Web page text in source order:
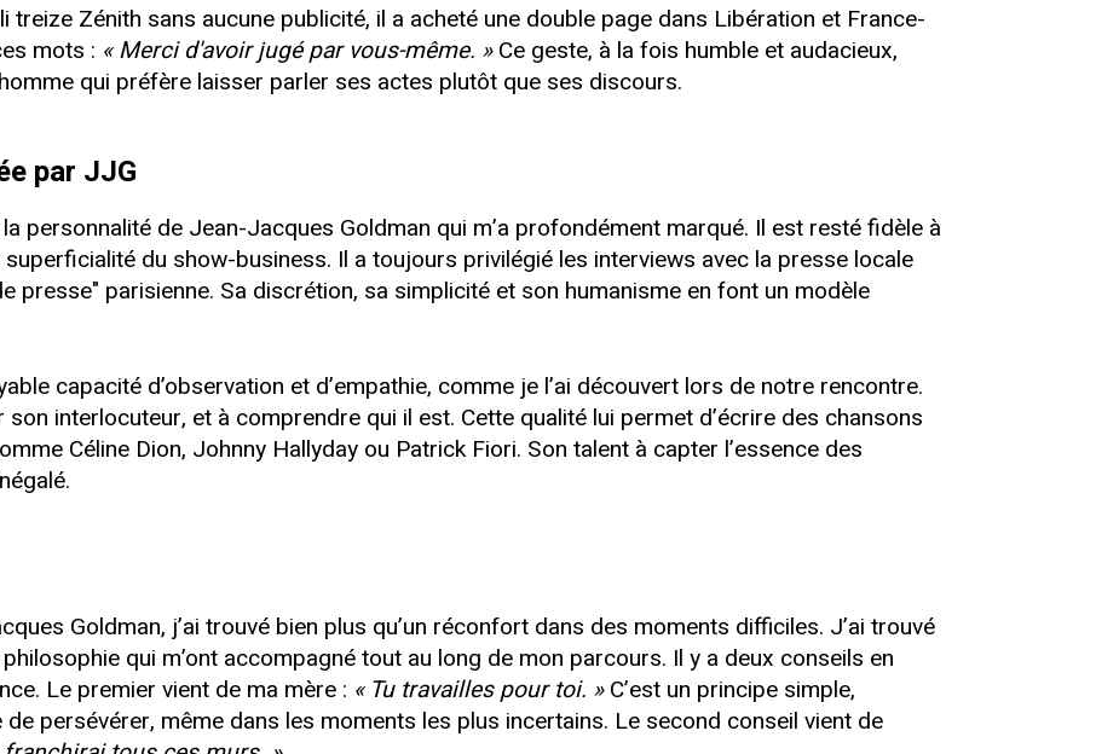
Zénith sans aucune publicité, il a acheté une double page dans Libération et France-
mots : « Merci d'avoir jugé par vous-même. »Ce geste, à la fois humble et audacieux,
qui préfère laisser parler ses actes plutôt que ses discours.
par JJG
personnalité de Jean-Jacques Goldman qui m’a profondément marqué. Il est resté fidèle à
du show-business. Il a toujours privilégié les interviews avec la presse locale
presse" parisienne. Sa discrétion, sa simplicité et son humanisme en font un modèle
capacité d’observation et d’empathie, comme je l’ai découvert lors de notre rencontre.
interlocuteur, et à comprendre qui il est. Cette qualité lui permet d’écrire des chansons
Céline Dion, Johnny Hallyday ou Patrick Fiori. Son talent à capter l’essence des
Goldman, j’ai trouvé bien plus qu’un réconfort dans des moments difficiles. J’ai trouvé
qui m’ont accompagné tout au long de mon parcours. Il y a deux conseils en
Le premier vient de ma mère : « Tu travailles pour toi. »C’est un principe simple,
persévérer, même dans les moments les plus incertains. Le second conseil vient de